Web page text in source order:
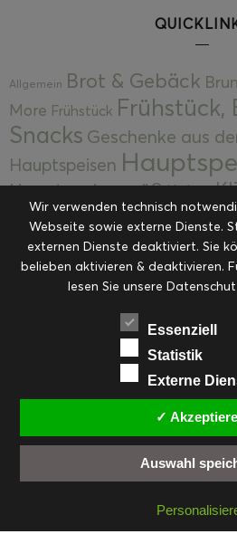
Allgemein Brot & Gebäck
More Frühstück Frühstück,
Snacks Geschenke aus
Hauptspeisen
Hauptspeisen süßKekse
Kuchen, Torten &
Desserts Kulinarik
Eingemachtes Ohne
RezepteSaisonal
Suppen, Salate &
Vorspeisen, Salate
Weihnachten Workshops &
FACEBOOK
INSTAGRAM
Wir verwenden technisch
Webseite sowie externe Dienste.
externen Dienste deaktiviert. Sie
belieben aktivieren & deaktivieren.
lesen Sie unsere
Essenziell
Statistik
Externe
✓
Auswahl